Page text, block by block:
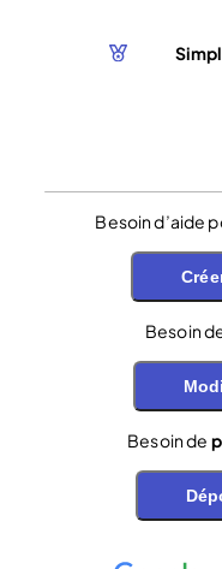
Besoin d’aide
Besoin
Besoin de